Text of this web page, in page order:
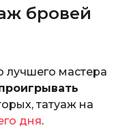
бровей
лучшего мастера
татуаж на
дня.